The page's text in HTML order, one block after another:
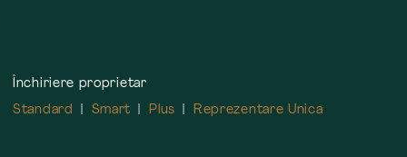
Închiriere proprietar
Standard
Smart Plus Reprezentare Unica